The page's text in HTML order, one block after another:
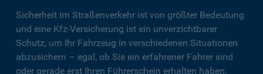
Sicherheit im Straßenverkehr ist von größter Bedeutung
und eine Kfz-Versicherung ist ein unverzichtbarer
Schutz, um Ihr Fahrzeug in verschiedenen Situationen
abzusichern – egal, ob Sie ein erfahrener Fahrer sind
oder gerade erst Ihren Führerschein erhalten haben.